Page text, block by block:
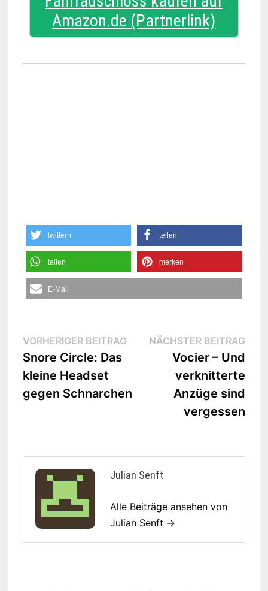
twittern teilen
teilen merken
E-Mail
Beitrags-
Navigation
VORHERIGER BEITRAGVorheriger
Snore Circle: Das
kleine Headset
gegen Schnarchen
NÄCHSTER BEITRAG
Vocier – Und
verknitterte
Anzüge sind
vergessen
Julian Senft
Alle Beiträge ansehen von
Julian Senft →